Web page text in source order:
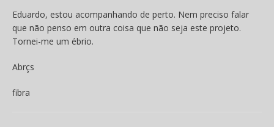
Eduardo, estou acompanhando de perto. Nem preciso falar
que não penso em outra coisa que não seja este projeto.
Tornei-me um ébrio.
Abrçs
fibra